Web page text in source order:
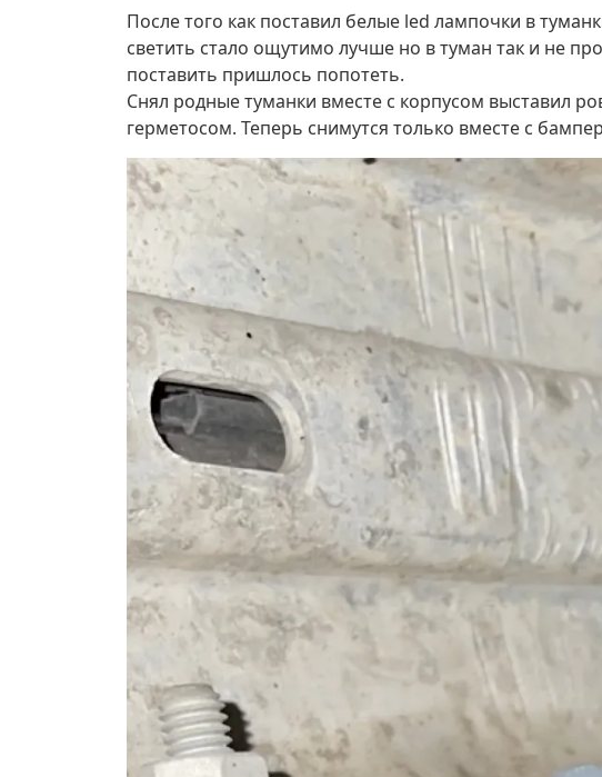
После того как поставил белые led лампочки в
светить стало ощутимо лучше но в туман так и не
поставить пришлось попотеть.
Снял родные туманки вместе с корпусом выставил
герметосом. Теперь снимутся только вместе с